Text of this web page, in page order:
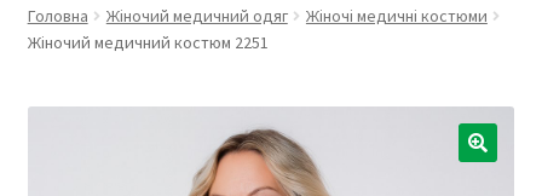
Медичні шапочки
Увесь каталог
Головна Жіночий медичний одяг
Жіночі медичні костюми
Жіночий медичний костюм 2251